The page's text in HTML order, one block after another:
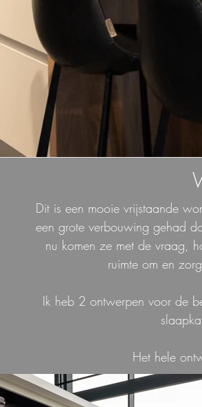
Dit is een mooie vrijstaande
een grote verbouwing gehad
nu komen ze met de vraag,
ruimte om en
Ik heb 2 ontwerpen voor de
Het hele